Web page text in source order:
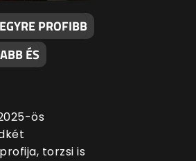
PROFIBB
ÉS
ös
torzsi is